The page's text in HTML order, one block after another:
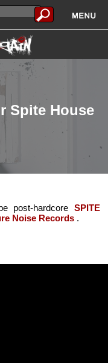
Spite House
post-hardcore SPITE
Noise Records .